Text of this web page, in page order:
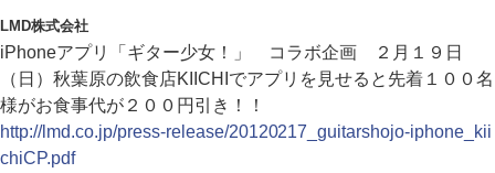
LMD株式会社
iPhoneアプリ「ギター少女！」 コラボ企画 ２月１９日
（日）秋葉原の飲食店KIICHIでアプリを見せると先着１００名
様がお食事代が２００円引き！！
http://lmd.co.jp/press-release/20120217_guitarshojo-iphone_kii
chiCP.pdf